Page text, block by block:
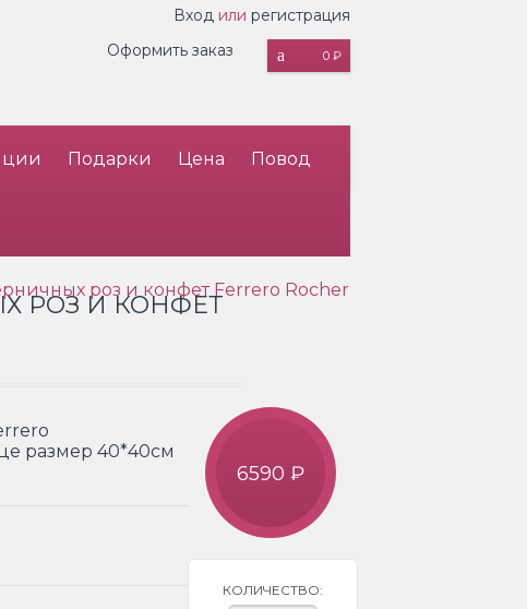
Вход или регистрация
0 ₽
Оформить заказ
Подарки Цена Повод
роз и конфет Ferrero Rocher
РОЗ И КОНФЕТ
размер 40*40см
6590 ₽
КОЛИЧЕСТВО: